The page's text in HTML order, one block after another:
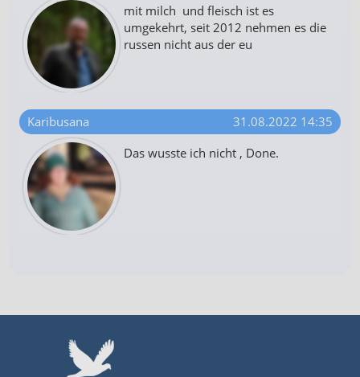
mit milch und fleisch ist es
umgekehrt, seit 2012 nehmen es die
russen nicht aus der eu
Karibusana
31.08.2022 14:35
Das wusste ich nicht , Done.